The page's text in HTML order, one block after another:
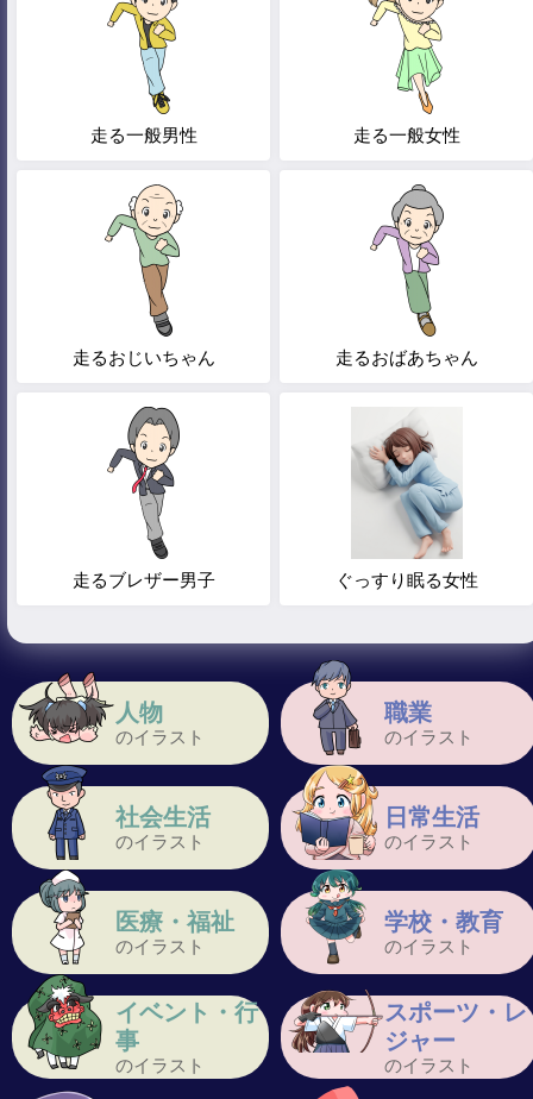
人物
のイラスト
職業
のイラスト
社会生活
のイラスト
日常生活
のイラスト
医療・福祉
のイラスト
学校・教育
のイラスト
イベント・行
事
のイラスト
スポーツ・レ
ジャー
のイラスト
走る一般男性 走る一般女性
走るおじいちゃん 走るおばあちゃん
走るブレザー男子 ぐっすり眠る女性